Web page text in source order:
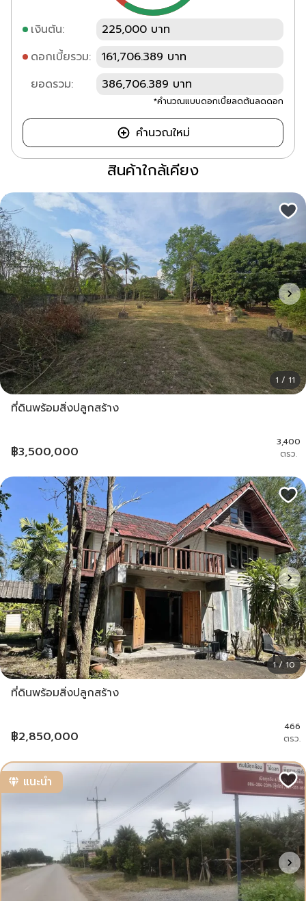
เงินต้น:
225,000 บาท
ดอกเบี้ยรวม:
161,706.389 บาท
ยอดรวม:
386,706.389 บาท
*คำนวณแบบดอกเบี้ยลดต้นลดดอก
คำนวณใหม่
สินค้าใกล้เคียง
1 / 11
ที่ดินพร้อมสิ่งปลูกสร้าง
฿3,500,000
3,400
ตรว.
1 / 10
ที่ดินพร้อมสิ่งปลูกสร้าง
฿2,850,000
466
ตรว.
แนะนำ